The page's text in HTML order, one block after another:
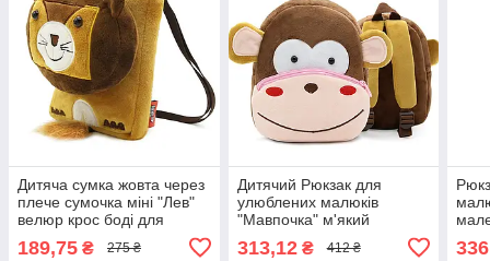
Дитяча сумка жовта через
плече сумочка міні "Лев"
велюр крос боді для
телефону
189,75 ₴ 275 ₴
Дитячий Рюкзак для
улюблених малюків
"Мавпочка" м'який
плюшевий якісний унісекс
313,12₴ 412 ₴